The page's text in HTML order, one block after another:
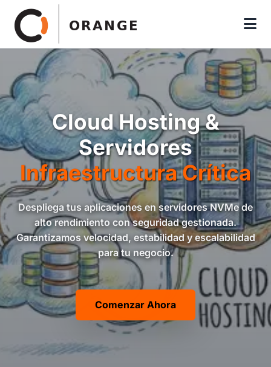
Cloud Hosting &
Servidores
Infraestructura Crítica
Despliega tus aplicaciones en servidores NVMe de
alto rendimiento con seguridad gestionada.
Garantizamos velocidad, estabilidad y escalabilidad
para tu negocio.
Comenzar Ahora